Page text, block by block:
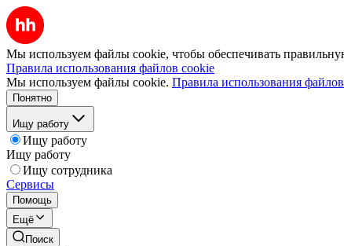
Мы используем файлы cookie, чтобы обеспечивать
Правила использования файлов cookie
Мы используем файлы cookie. Правила использования
Понятно
Ищу работу
Ищу работу
Ищу работу
Ищу сотрудника
Сервисы
Помощь
Ещё
Поиск